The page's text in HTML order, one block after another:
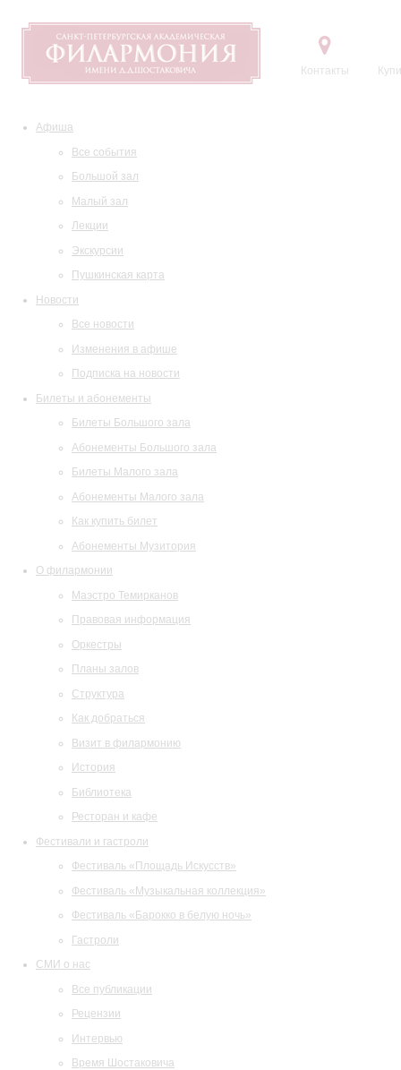
Контакты
Афиша
Все события
Большой зал
Малый зал
Лекции
Экскурсии
Пушкинская карта
Новости
Все новости
Изменения в афише
Подписка на новости
Билеты и абонементы
Билеты Большого зала
Абонементы Большого зала
Билеты Малого зала
Абонементы Малого зала
Как купить билет
Абонементы Музитория
О филармонии
Маэстро Темирканов
Правовая информация
Оркестры
Планы залов
Структура
Как добраться
Визит в филармонию
История
Библиотека
Ресторан и кафе
Фестивали и гастроли
Фестиваль «Площадь Искусств»
Фестиваль «Музыкальная коллекция»
Фестиваль «Барокко в белую ночь»
Гастроли
СМИ о нас
Все публикации
Рецензии
Интервью
Время Шостаковича